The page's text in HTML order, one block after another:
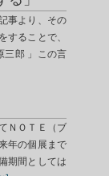
事より、その
することで、
三郎 」この言
ＮＯＴＥ（ブ
年の個展まで
期間としては